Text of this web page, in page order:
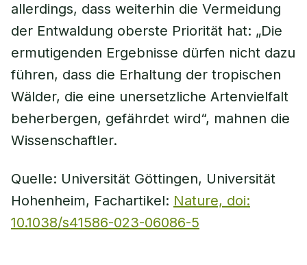
allerdings, dass weiterhin die Vermeidung
der Entwaldung oberste Priorität hat: „Die
ermutigenden Ergebnisse dürfen nicht dazu
führen, dass die Erhaltung der tropischen
Wälder, die eine unersetzliche Artenvielfalt
beherbergen, gefährdet wird“, mahnen die
Wissenschaftler.
Quelle: Universität Göttingen, Universität
Hohenheim, Fachartikel: Nature, doi:
10.1038/s41586-023-06086-5